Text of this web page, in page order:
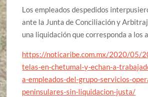
Los empleados despedidos
ante la Junta de Conciliación y
una liquidación que corresponda a los
https://noticaribe.com.mx/2020/05/
telas-en-chetumal-y-echan-a-
a-empleados-del-grupo-servicios-
peninsulares-sin-liquidacion-justa/